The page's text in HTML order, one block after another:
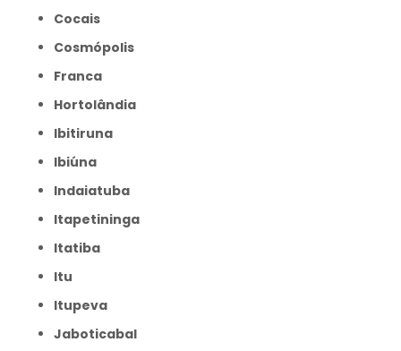
Cocais
Cosmópolis
Franca
Hortolândia
Ibitiruna
Ibiúna
Indaiatuba
Itapetininga
Itatiba
Itu
Itupeva
Jaboticabal